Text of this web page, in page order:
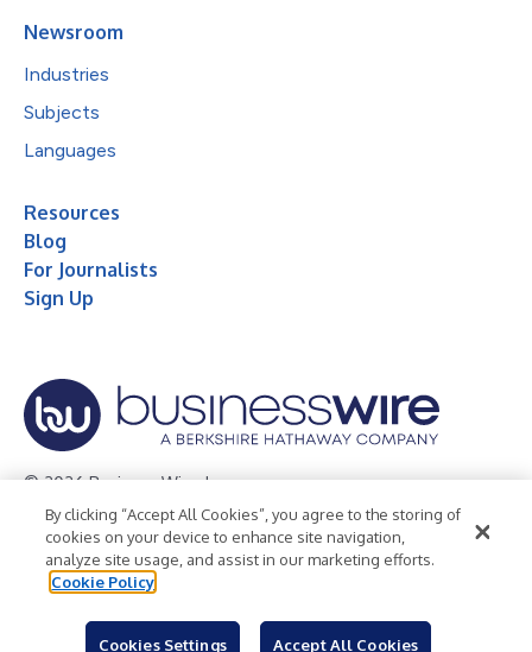
Newsroom
Industries
Subjects
Languages
Resources
Blog
For Journalists
Sign Up
© 2026 Business Wire, Inc.
Privacy Policy Cookie Policy
Accessibility Statement
Terms of Use
Legal
By clicking “Accept All Cookies”, you agree to the storing of
cookies on your device to enhance site navigation,
analyze site usage, and assist in our marketing efforts.
Cookie Policy
Cookies Settings Accept All Cookies